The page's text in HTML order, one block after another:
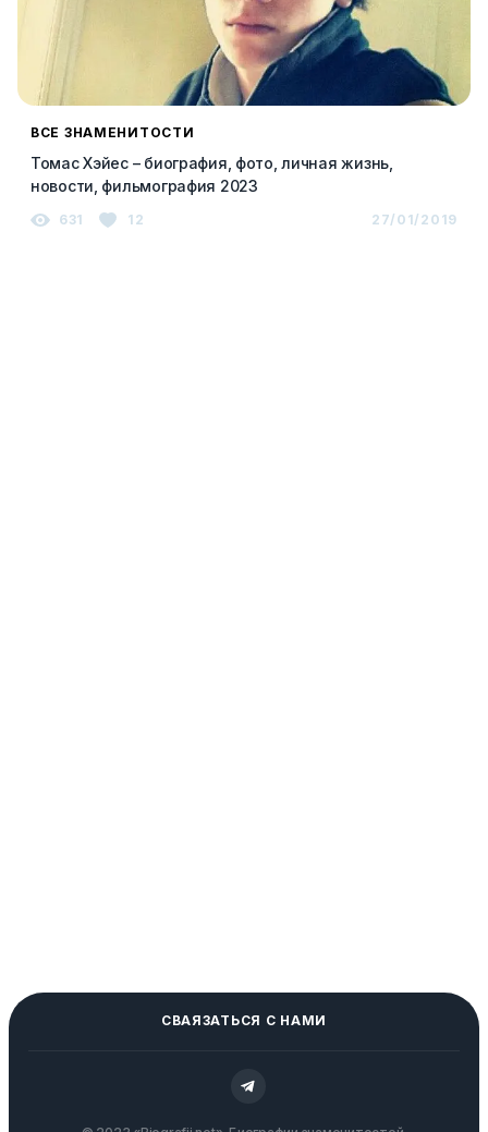
ВСЕ ЗНАМЕНИТОСТИ
Томас Хэйес – биография, фото, личная жизнь,
новости, фильмография 2023
631 12 27/01/2019
СВАЯЗАТЬСЯ С НАМИ